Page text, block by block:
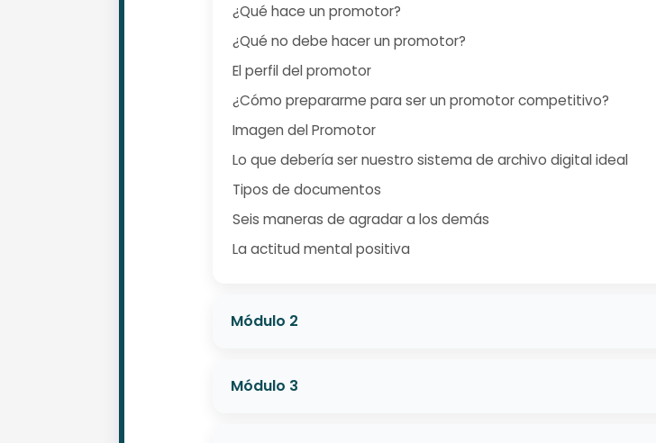
¿Qué hace un promotor?
¿Qué no debe hacer un promotor?
El perfil del promotor
¿Cómo prepararme para ser un promotor competitivo?
Imagen del Promotor
Lo que debería ser nuestro sistema de archivo digital ideal
Tipos de documentos
Seis maneras de agradar a los demás
La actitud mental positiva
Módulo 2
Módulo 3